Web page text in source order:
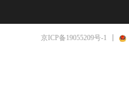
京ICP备19055209号-1